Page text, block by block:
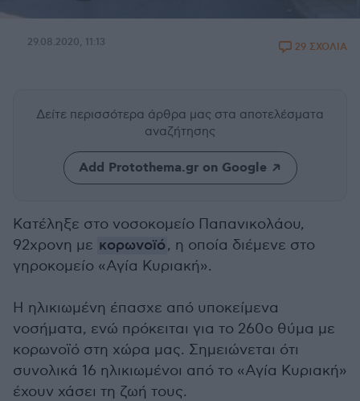
29.08.2020, 11:13 29 ΣΧΟΛΙΑ
Δείτε περισσότερα άρθρα μας στα αποτελέσματα
αναζήτησης
Add Protothema.gr on Google
Κατέληξε στο νοσοκομείο Παπανικολάου,
92χρονη με κορωνοϊό, η οποία διέμενε στο
γηροκομείο «Αγία Κυριακή».
Η ηλικιωμένη έπασχε από υποκείμενα
νοσήματα, ενώ πρόκειται για το 260ο θύμα με
κορωνοϊό στη χώρα μας. Σημειώνεται ότι
συνολικά 16 ηλικιωμένοι από το «Αγία Κυριακή»
έχουν χάσει τη ζωή τους.